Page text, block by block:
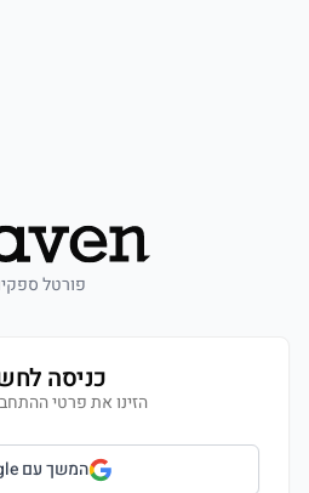
פורטל
כניסה
הזינו את פרטי
המשך עם Google